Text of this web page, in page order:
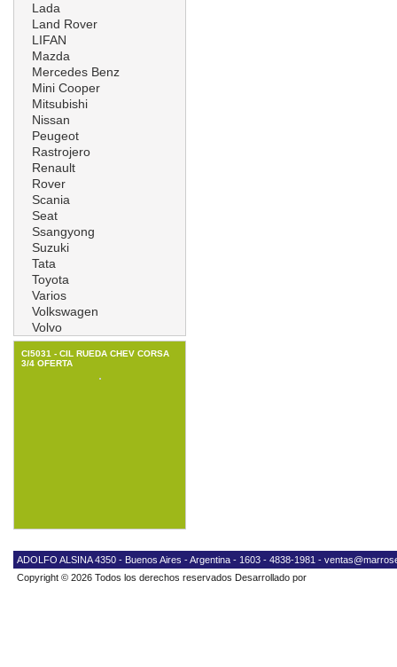
Lada
Land Rover
LIFAN
Mazda
Mercedes Benz
Mini Cooper
Mitsubishi
Nissan
Peugeot
Rastrojero
Renault
Rover
Scania
Seat
Ssangyong
Suzuki
Tata
Toyota
Varios
Volkswagen
Volvo
CI5031 - CIL RUEDA CHEV CORSA
3/4 OFERTA
ADOLFO ALSINA 4350 - Buenos Aires - Argentina - 1603 - 4838-1981 -
Copyright © 2026 Todos los derechos reservados Desarrollado por